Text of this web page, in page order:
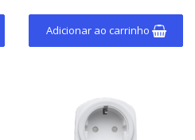
Adicionar ao carrinho